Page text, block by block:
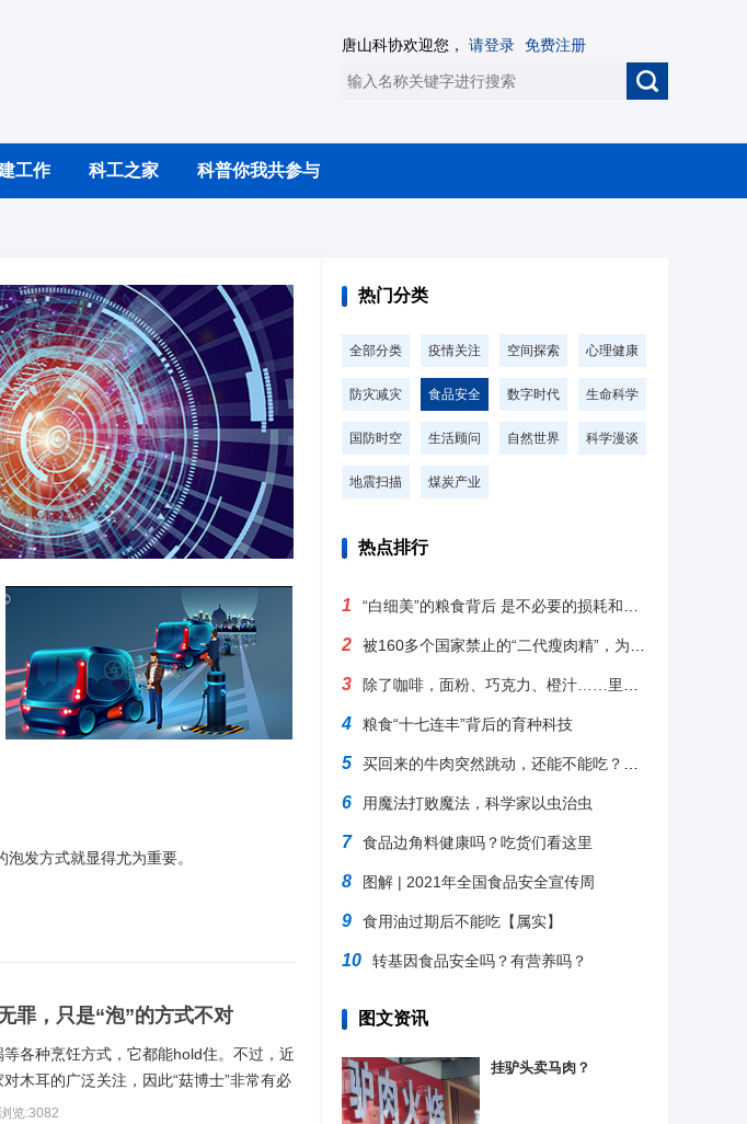
唐山科协欢迎您， 请登录 免费注册
工作 科工之家 科普你我共参与
发方式就显得尤为重要。
罪，只是“泡”的方式不对
各种烹饪方式，它都能hold住。不过，近
木耳的广泛关注，因此“菇博士”非常有必
儿。
浏览:3082
热门分类
全部分类 疫情关注 空间探索 心理健康
防灾减灾 食品安全 数字时代 生命科学
国防时空 生活顾问 自然世界 科学漫谈
地震扫描 煤炭产业
热点排行
1 “白细美”的粮食背后 是不必要的损耗和营养流失
2 被160多个国家禁止的“二代瘦肉精”，为什么美国偏偏要用它？
3 除了咖啡，面粉、巧克力、橙汁……里都有老鼠毛和虫子
4 粮食“十七连丰”背后的育种科技
5 买回来的牛肉突然跳动，还能不能吃？看完明白了
6 用魔法打败魔法，科学家以虫治虫
7 食品边角料健康吗？吃货们看这里
8 图解 | 2021年全国食品安全宣传周
9 食用油过期后不能吃【属实】
10 转基因食品安全吗？有营养吗？
图文资讯
挂驴头卖马肉？